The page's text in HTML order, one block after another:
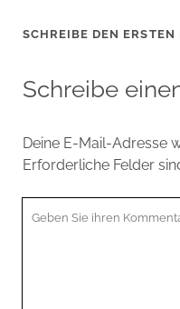
SCHREIBE DEN ERSTEN
Schreibe
Deine E-Mail-Adresse
Erforderliche Felder